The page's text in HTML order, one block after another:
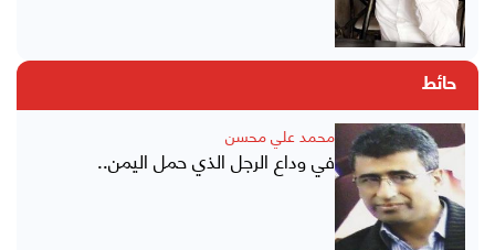
حائط
محمد علي محسن
في وداع الرجل الذي حمل اليمن..